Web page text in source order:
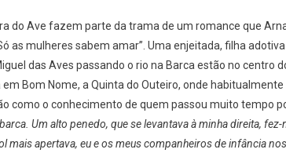
do Ave fazem parte da trama de um romance que
as mulheres sabem amar”. Uma enjeitada, filha
das Aves passando o rio na Barca estão no centro
Bom Nome, a Quinta do Outeiro, onde
como o conhecimento de quem passou muito tempo
Um alto penedo, que se levantava à minha direita,
mais apertava, eu e os meus companheiros de infância